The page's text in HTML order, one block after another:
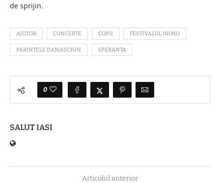
de sprijin.
AJUTOR CONCERTE COPII FESTIVALUL INIMO
PARINTELE DAMASCHIN SPERANTA
0
SALUT IASI
Articolul anterior